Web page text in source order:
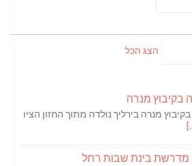
הצג הכל
בקיבוץ מנרה
מנרה בירליך נולדה מתוך החזון הציו
| מדרשת בינת שבות רחל